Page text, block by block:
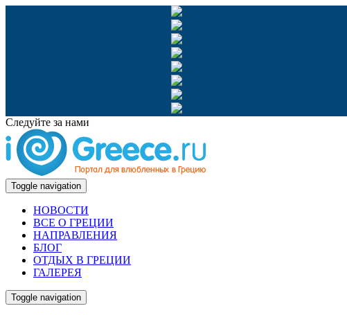
Следуйте за нами
Toggle navigation
НОВОСТИ
ВСЕ О ГРЕЦИИ
НАПРАВЛЕНИЯ
БЛОГ
ОТДЫХ В ГРЕЦИИ
ГАЛЕРЕЯ
Toggle navigation